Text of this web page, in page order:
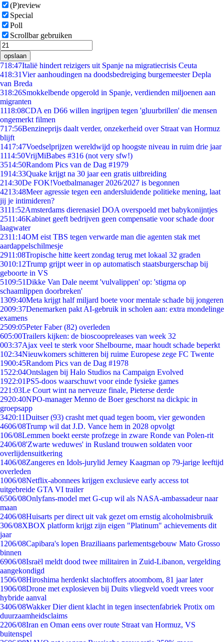
(P)review
Special
Poll
Scrollbar gebruiken
opslaan
718:47Italië hindert reizigers uit Spanje na migratiecrisis Ceuta
418:31Vier aanhoudingen na doodsbedreiging burgemeester Depla
van Breda
318:26Smokkelbende opgerold in Spanje, verdienden miljoenen aan
migranten
1118:08CDA en D66 willen ingrijpen tegen 'gluurbrillen' die mensen
ongemerkt filmen
717:56Benzineprijs daalt verder, onzekerheid over Straat van Hormuz
blijft
1417:47Voedselprijzen wereldwijd op hoogste niveau in ruim drie jaar
1114:50VrijMiBabes #316 (not very sfw!)
3514:50Random Pics van de Dag #1979
1914:33Quake krijgt na 30 jaar een gratis uitbreiding
214:30De FOK!Voetbalmanager 2026/2027 is begonnen
4213:48Meer agressie tegen een andersluidende politieke mening, laat
jij je intimideren?
3111:52Amsterdams dierenasiel DOA overspoeld met babykonijntjes
2511:46Kabinet geeft bedrijven geen compensatie voor schade door
laagwater
2311:14OM eist TBS tegen verwarde man die agenten stak met
aardappelschilmesje
2911:08Tropische hitte keert zondag terug met lokaal 32 graden
3010:12Trump grijpt weer in op automatisch staatsburgerschap bij
geboorte in VS
5109:51Dikke Van Dale neemt 'vulvalippen' op: 'stigma op
schaamlippen doorbreken'
1309:40Meta krijgt half miljard boete voor mentale schade bij jongeren
2009:37Denemarken pakt AI-gebruik in scholen aan: extra mondelinge
examens
2509:05Peter Faber (82) overleden
605:00Trailers kijken: de bioscoopreleases van week 32
003:37Ajax veel te sterk voor Shelbourne, maar houdt schade beperkt
102:34Nieuwkomers schitteren bij ruime Europese zege FC Twente
1900:45Random Pics van de Dag #1978
1522:04Ontslagen bij Halo Studios na Campaign Evolved
1922:01PS5-doos waarschuwt voor einde fysieke games
221:03Le Court wint na nerveuze finale, Pieterse derde
2920:40NPO-manager Menno de Boer geschorst na dickpic in
groepsapp
3420:11Duitser (93) crasht met quad tegen boom, vier gewonden
4606/08Trump wil dat J.D. Vance hem in 2028 opvolgt
106/08Lemmen boekt eerste profzege in zware Ronde van Polen-rit
2406/08'Zwarte weduwes' in Rusland trouwen soldaten voor
overlijdensuitkering
1406/08Zangeres en Idols-jurylid Jerney Kaagman op 79-jarige leeftijd
overleden
1006/08Netflix-abonnees krijgen exclusieve early access tot
uitgebreide GTA VI trailer
6506/08Onlyfans-model met G-cup wil als NASA-ambassadeur naar
maan
2406/08Huisarts per direct uit vak gezet om ernstig alcoholmisbruik
306/08XBOX platform krijgt zijn eigen "Platinum" achievements dit
jaar
1206/08Capibara's lopen Braziliaans parlementsgebouw Mato Grosso
binnen
6906/08Israël meldt dood twee militairen in Zuid-Libanon, vergelding
aangekondigd
1506/08Hiroshima herdenkt slachtoffers atoombom, 81 jaar later
1906/08Drone met explosieven bij Duits vliegveld voedt vrees voor
hybride aanval
3406/08Wakker Dier dient klacht in tegen insectenfabriek Protix om
duurzaamheidsclaims
2206/08Iran en Oman eens over route Straat van Hormuz, VS
buitenspel